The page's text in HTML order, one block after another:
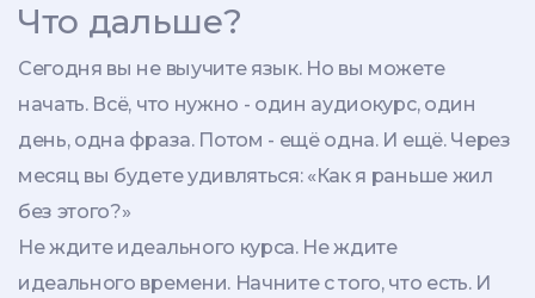
Что дальше?
Сегодня вы не выучите язык. Но вы можете
начать. Всё, что нужно - один аудиокурс, один
день, одна фраза. Потом - ещё одна. И ещё. Через
месяц вы будете удивляться: «Как я раньше жил
без этого?»
Не ждите идеального курса. Не ждите
идеального времени. Начните с того, что есть. И